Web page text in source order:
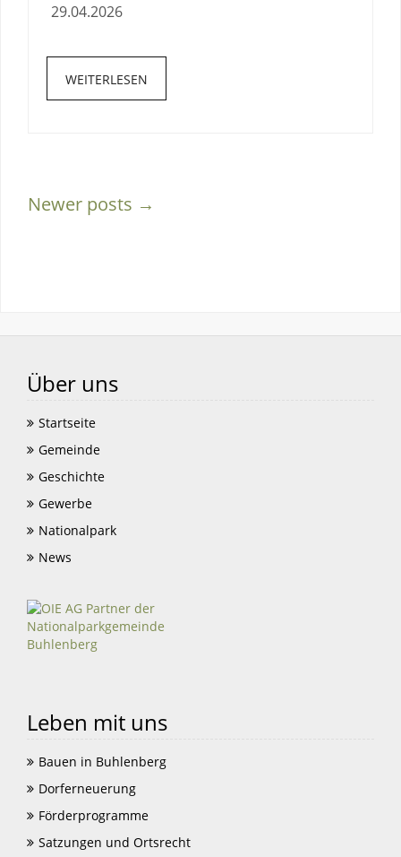
29.04.2026
WEITERLESEN
Newer posts →
Über uns
Startseite
Gemeinde
Geschichte
Gewerbe
Nationalpark
News
Leben mit uns
Bauen in Buhlenberg
Dorferneuerung
Förderprogramme
Satzungen und Ortsrecht